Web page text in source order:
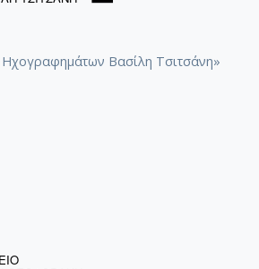
Βασίλη Τσιτσάνη»